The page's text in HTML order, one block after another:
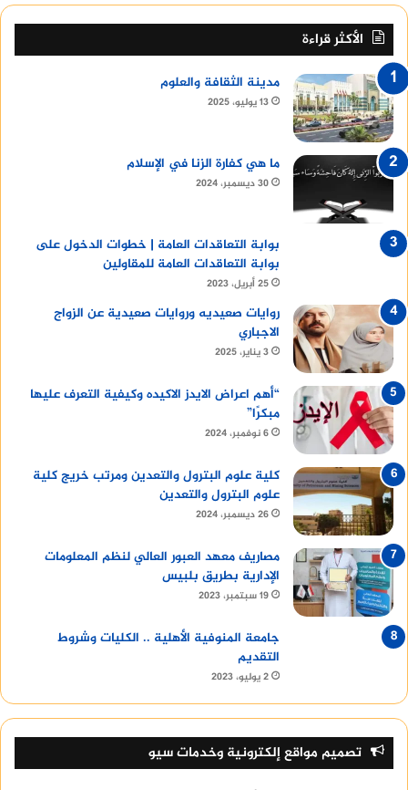
الأكثر قراءة
مدينة الثقافة والعلوم
13 يوليو، 2025
ما هي كفارة الزنا في الإسلام
30 ديسمبر، 2024
بوابة التعاقدات العامة | خطوات الدخول على
بوابة التعاقدات العامة للمقاولين
25 أبريل، 2023
روايات صعيديه وروايات صعيدية عن الزواج
الاجباري
3 يناير، 2025
“أهم اعراض الايدز الاكيده وكيفية التعرف عليها
مبكرًا”
6 نوفمبر، 2024
كلية علوم البترول والتعدين ومرتب خريج كلية
علوم البترول والتعدين
26 ديسمبر، 2024
مصاريف معهد العبور العالي لنظم المعلومات
الإدارية بطريق بلبيس
19 سبتمبر، 2023
جامعة المنوفية الأهلية .. الكليات وشروط
التقديم
2 يوليو، 2023
تصميم مواقع إلكترونية وخدمات سيو